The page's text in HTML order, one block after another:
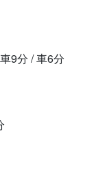
9分 / 車6分